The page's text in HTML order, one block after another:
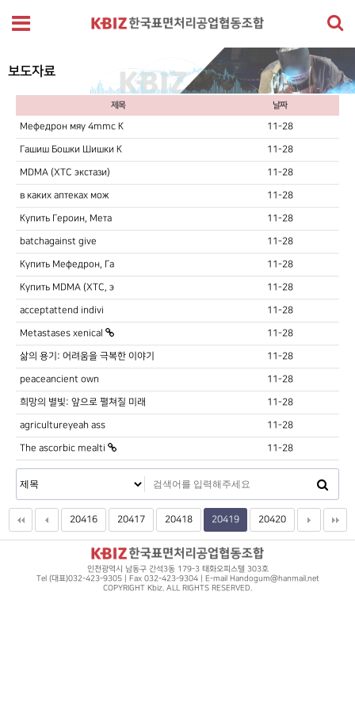
보도자료
제목 날짜
Мефедрон мяу 4mmc К 11-28
Гашиш Бошки Шишки К 11-28
MDMA (XTC экстази) 11-28
в каких аптеках мож 11-28
Купить Героин, Мета 11-28
batchagainst give 11-28
Купить Мефедрон, Га 11-28
Купить MDMA (XTC, э 11-28
acceptattend indivi 11-28
Metastases xenical 11-28
삶의 용기: 어려움을 극복한 이야기 11-28
peaceancient own 11-28
희망의 별빛: 앞으로 펼쳐질 미래 11-28
agricultureyeah ass 11-28
The ascorbic mealti 11-28
20416 20417 20418 20419 20420
인천광역시 남동구 간석3동 179-3 태화오피스텔 303호
Tel (대표)032-423-9305 | Fax 032-423-9304 | E-mail Handogum@hanmail.net
COPYRIGHT Kbiz. ALL RIGHTS RESERVED.